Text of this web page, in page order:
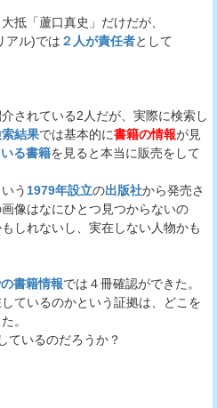
抵「蘆口真史」だけだが、
アル)では ２人が責任者として
されている2人だが、実際に検索し
索結果では基本的に書籍の情報が見
る書籍を見ると本当に販売をして
いう 1979年設立の出版社から発売さ
像はなにひとつ見つからないの
しれないし、実在しない人物かも
書籍情報では４冊確認ができた。
ているのかという証拠は、どこを
。
ているのだろうか？